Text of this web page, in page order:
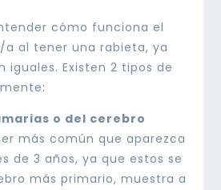
cómo funciona el
al tener una rabieta, ya
iguales. Existen 2 tipos de
o del cerebro
más común que aparezca
de 3 años, ya que estos se
más primario, muestra a